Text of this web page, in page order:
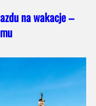
na wakacje –